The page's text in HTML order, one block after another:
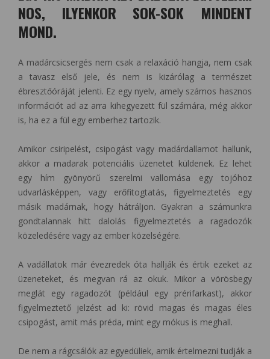
NOS, ILYENKOR SOK-SOK MINDENT
MOND.
A madárcsicsergés nem csak a relaxáció hangja, nem csak
a tavasz első jele, és nem is kizárólag a természet
ébresztőóráját jelenti. Ez egy nyelv, amely számos hasznos
információt ad az arra kihegyezett fül számára, még akkor
is, ha ez a fül egy emberhez tartozik.
Amikor csiripelést, csipogást vagy madárdallamot hallunk,
akkor a madarak potenciális üzenetet küldenek. Ez lehet
egy hím gyönyörű szerelmi vallomása egy tojóhoz
udvarlásképpen, vagy erőfitogtatás, figyelmeztetés egy
másik madárnak, hogy hátráljon. Gyakran a számunkra
gondtalannak hitt dalolás figyelmeztetés a ragadozók
közeledésére vagy az ember közelségére.
A vadállatok már évezredek óta hallják és értik ezeket az
üzeneteket, és megvan rá az okuk. Mikor a vörösbegy
meglát egy ragadozót (például egy prérifarkast), akkor
figyelmeztető jelzést ad ki: rövid magas és magas éles
csipogást, amit más préda, mint egy mókus is meghall.
De nem a rágcsálók az egyedüliek, amik értelmezni tudják a